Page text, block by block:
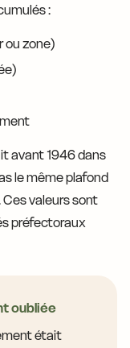
:
ou zone)
avant 1946 dans
le même plafond
Ces valeurs sont
préfectoraux
oubliée
était